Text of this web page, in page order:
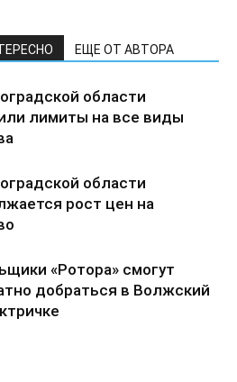
ЕЩЕ ОТ АВТОРА
области
лимиты на все виды
области
рост цен на
«Ротора» смогут
добраться в Волжский